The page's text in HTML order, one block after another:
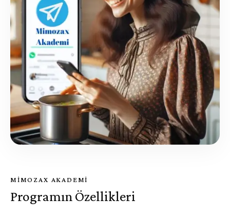
MİMOZAX AKADEMİ
Programın Özellikleri